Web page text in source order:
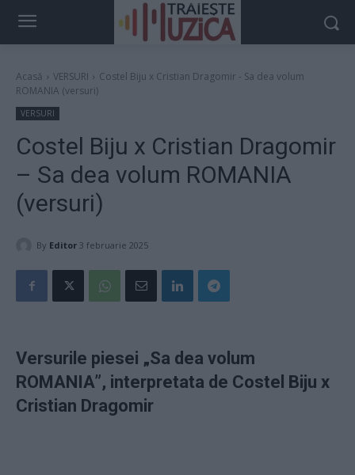
Acasă VERSURI
Costel Biju x Cristian Dragomir - Sa dea volum
ROMANIA (versuri)
VERSURI
Costel Biju x Cristian Dragomir
– Sa dea volum ROMANIA
(versuri)
By Editor 3 februarie 2025
Versurile piesei „Sa dea volum
ROMANIA”, interpretata de Costel Biju x
Cristian Dragomir